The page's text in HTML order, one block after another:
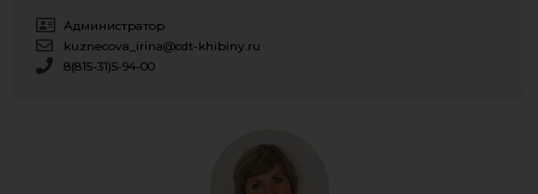
Администратор
kuznecova_irina@cdt-khibiny.ru
8(815-31)5-94-00